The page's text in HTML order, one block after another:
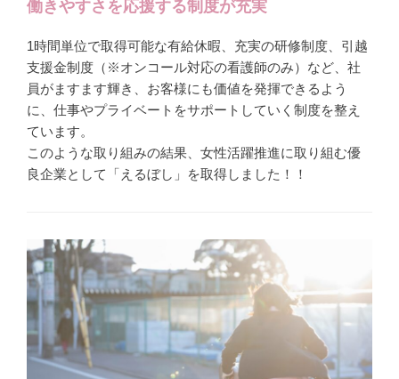
働きやすさを応援する制度が充実
1時間単位で取得可能な有給休暇、充実の研修制度、引越
支援金制度（※オンコール対応の看護師のみ）など、社
員がますます輝き、お客様にも価値を発揮できるよう
に、仕事やプライベートをサポートしていく制度を整え
ています。
このような取り組みの結果、女性活躍推進に取り組む優
良企業として「えるぼし」を取得しました！！